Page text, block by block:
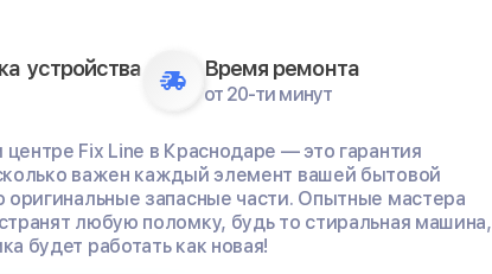
устройства Время ремонта
от 20-ти минут
Fix Line в Краснодаре — это гарантия
важен каждый элемент вашей бытовой
оригинальные запасные части. Опытные мастера
любую поломку, будь то стиральная машина,
будет работать как новая!